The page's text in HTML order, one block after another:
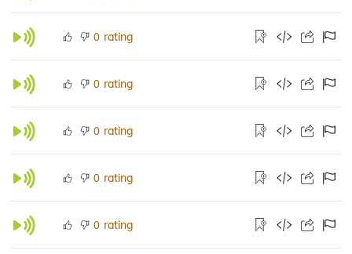
0 rating
0 rating
0 rating
0 rating
0 rating